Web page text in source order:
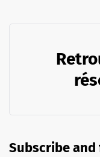
Subscribe